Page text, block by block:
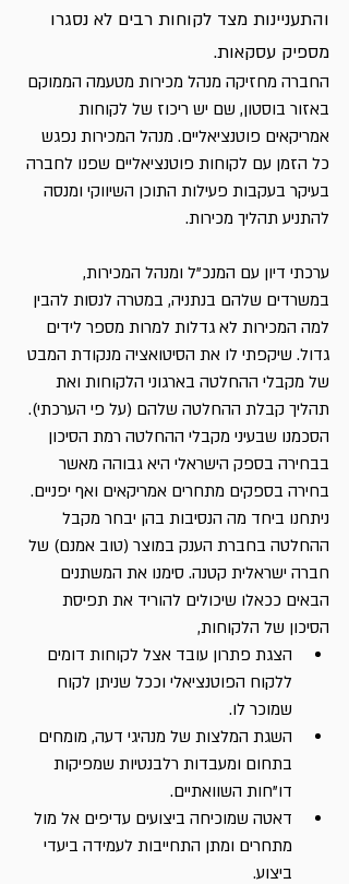
והתעניינות מצד לקוחות רבים לא נסגרו
מספיק עסקאות.
החברה מחזיקה מנהל מכירות מטעמה הממוקם
באזור בוסטון, שם יש ריכוז של לקוחות
אמריקאים פוטנציאליים. מנהל המכירות נפגש
כל הזמן עם לקוחות פוטנציאליים שפנו לחברה
בעיקר בעקבות פעילות התוכן השיווקי ומנסה
להתניע תהליך מכירות.
ערכתי דיון עם המנכ"ל ומנהל המכירות,
במשרדים שלהם בנתניה, במטרה לנסות להבין
למה המכירות לא גדלות למרות מספר לידים
גדול. שיקפתי לו את הסיטואציה מנקודת המבט
של מקבלי ההחלטה בארגוני הלקוחות ואת
תהליך קבלת ההחלטה שלהם (על פי הערכתי).
הסכמנו שבעיני מקבלי ההחלטה רמת הסיכון
בבחירה בספק הישראלי היא גבוהה מאשר
בחירה בספקים מתחרים אמריקאים ואף יפניים.
ניתחנו ביחד מה הנסיבות בהן יבחר מקבל
ההחלטה בחברת הענק במוצר (טוב אמנם) של
חברה ישראלית קטנה. סימנו את המשתנים
הבאים ככאלו שיכולים להוריד את תפיסת
הסיכון של הלקוחות,
הצגת פתרון עובד אצל לקוחות דומים
ללקוח הפוטנציאלי וככל שניתן לקוח
שמוכר לו.
השגת המלצות של מנהיגי דעה, מומחים
בתחום ומעבדות רלבנטיות שמפיקות
דו"חות השוואתיים.
דאטה שמוכיחה ביצועים עדיפים אל מול
מתחרים ומתן התחייבות לעמידה ביעדי
ביצוע.